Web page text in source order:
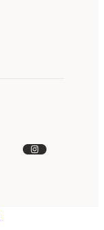
Instagram